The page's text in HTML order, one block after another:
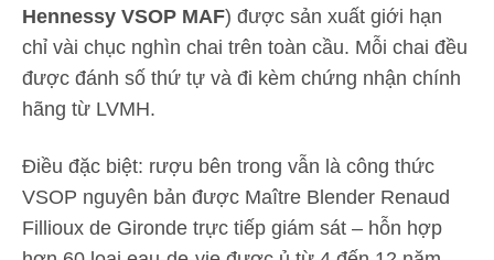
Hennessy VSOP MAF) được sản xuất giới hạn
chỉ vài chục nghìn chai trên toàn cầu. Mỗi chai đều
được đánh số thứ tự và đi kèm chứng nhận chính
hãng từ LVMH.
Điều đặc biệt: rượu bên trong vẫn là công thức
VSOP nguyên bản được Maître Blender Renaud
Fillioux de Gironde trực tiếp giám sát – hỗn hợp